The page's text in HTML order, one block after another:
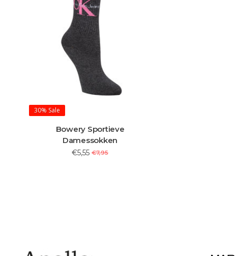
30% Sale
Bowery Sportieve
Damessokken
€5,55 €7,95